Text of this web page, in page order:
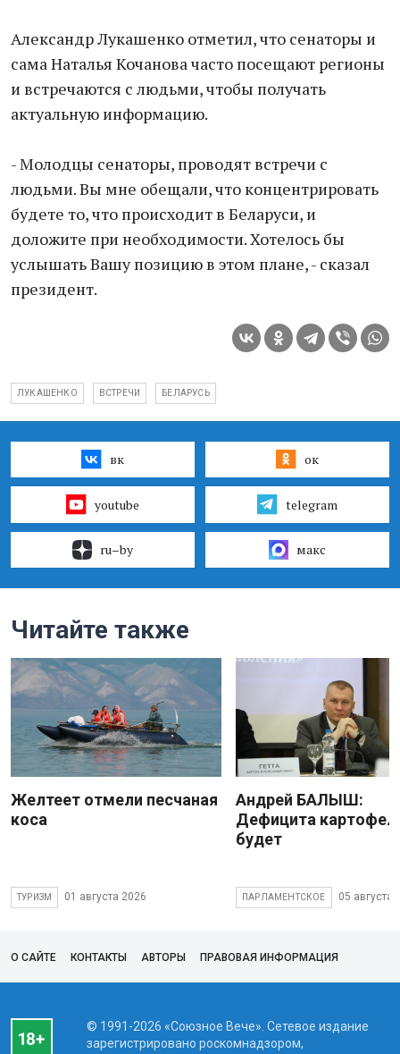
Александр Лукашенко отметил, что сенаторы и
сама Наталья Кочанова часто посещают регионы
и встречаются с людьми, чтобы получать
актуальную информацию.
- Молодцы сенаторы, проводят встречи с
людьми. Вы мне обещали, что концентрировать
будете то, что происходит в Беларуси, и
доложите при необходимости. Хотелось бы
услышать Вашу позицию в этом плане, - сказал
президент.
ЛУКАШЕНКО ВСТРЕЧИ БЕЛАРУСЬ
вк ок
youtube telegram
ru–by макс
Читайте также
Желтеет отмели песчаная
коса
ТУРИЗМ 01 августа 2026
Андрей БАЛЫШ:
Дефицита
будет
ПАРЛАМЕНТСКОЕ 05 августа
О САЙТЕ КОНТАКТЫ АВТОРЫ ПРАВОВАЯ ИНФОРМАЦИЯ
© 1991-2026 «Союзное Вече». Сетевое издание
зарегистрировано роскомнадзором,